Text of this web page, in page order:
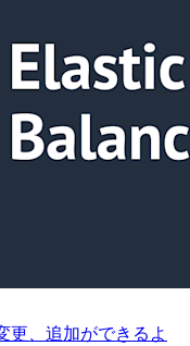
更、追加ができるよ